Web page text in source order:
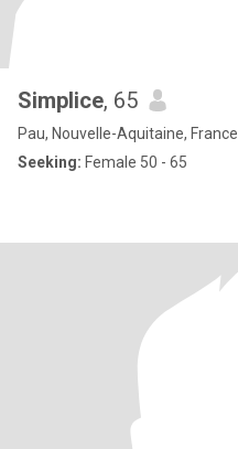
Simplice, 65
Pau, Nouvelle-Aquitaine, France
Seeking: Female 50 - 65